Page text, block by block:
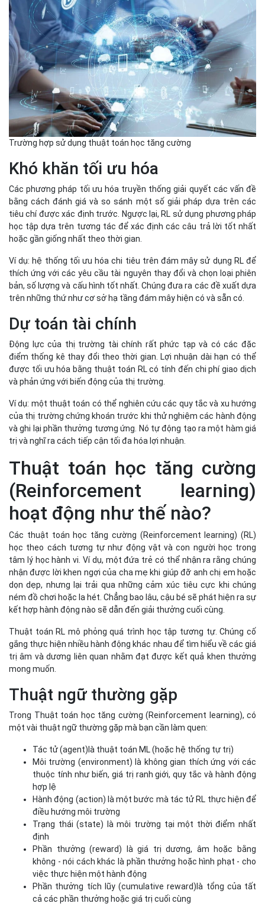
Trường hợp sử dụng thuật toán học tăng cường
Khó khăn tối ưu hóa
Các phương pháp tối ưu hóa truyền thống giải quyết các vấn đề
bằng cách đánh giá và so sánh một số giải pháp dựa trên các
tiêu chí được xác định trước. Ngược lại, RL sử dụng phương pháp
học tập dựa trên tương tác để xác định các câu trả lời tốt nhất
hoặc gần giống nhất theo thời gian.
Ví dụ: hệ thống tối ưu hóa chi tiêu trên đám mây sử dụng RL để
thích ứng với các yêu cầu tài nguyên thay đổi và chọn loại phiên
bản, số lượng và cấu hình tốt nhất. Chúng đưa ra các đề xuất dựa
trên những thứ như cơ sở hạ tầng đám mây hiện có và sẵn có.
Dự toán tài chính
Động lực của thị trường tài chính rất phức tạp và có các đặc
điểm thống kê thay đổi theo thời gian. Lợi nhuận dài hạn có thể
được tối ưu hóa bằng thuật toán RL có tính đến chi phí giao dịch
và phản ứng với biến động của thị trường.
Ví dụ: một thuật toán có thể nghiên cứu các quy tắc và xu hướng
của thị trường chứng khoán trước khi thử nghiệm các hành động
và ghi lại phần thưởng tương ứng. Nó tự động tạo ra một hàm giá
trị và nghĩ ra cách tiếp cận tối đa hóa lợi nhuận.
Thuật toán học tăng cường
(Reinforcement learning)
hoạt động như thế nào?
Các thuật toán học tăng cường (Reinforcement learning) (RL)
học theo cách tương tự như động vật và con người học trong
tâm lý học hành vi. Ví dụ, một đứa trẻ có thể nhận ra rằng chúng
nhận được lời khen ngợi của cha mẹ khi giúp đỡ anh chị em hoặc
dọn dẹp, nhưng lại trải qua những cảm xúc tiêu cực khi chúng
ném đồ chơi hoặc la hét. Chẳng bao lâu, cậu bé sẽ phát hiện ra sự
kết hợp hành động nào sẽ dẫn đến giải thưởng cuối cùng.
Thuật toán RL mô phỏng quá trình học tập tương tự. Chúng cố
gắng thực hiện nhiều hành động khác nhau để tìm hiểu về các giá
trị âm và dương liên quan nhằm đạt được kết quả khen thưởng
mong muốn.
Thuật ngữ thường gặp
Trong Thuật toán học tăng cường (Reinforcement learning), có
một vài thuật ngữ thường gặp mà bạn cần làm quen:
Tác tử (agent)là thuật toán ML (hoặc hệ thống tự trị)
Môi trường (environment) là không gian thích ứng với các
thuộc tính như biến, giá trị ranh giới, quy tắc và hành động
hợp lệ
Hành động (action) là một bước mà tác tử RL thực hiện để
Trạng thái (state) là môi trường tại một thời điểm nhất
định
Phần thưởng (reward) là giá trị dương, âm hoặc bằng
không - nói cách khác là phần thưởng hoặc hình phạt - cho
Phần thưởng tích lũy (cumulative reward)là tổng của tất
cả các phần thưởng hoặc giá trị cuối cùng
Cách Thuật toán học tăng cường
(Reinforcement learning) hoạt
động
Thuật toán học tăng cường (Reinforcement learning) dựa trên
mô hình toán học của việc ra quyết định được gọi là quy trình
quyết định Markov, hoạt động theo các bước thời gian riêng biệt.
Ở mỗi bước, tác tử thực hiện một hành động mới dẫn đến trạng
thái môi trường mới, với trạng thái hiện tại bị ảnh hưởng bởi các